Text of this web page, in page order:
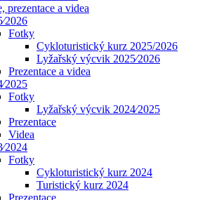
prezentace a videa
Fotky
Cykloturistický kurz 2025/2026
Lyžařský výcvik 2025⁄2026
Prezentace a videa
Fotky
Lyžařský výcvik 2024⁄2025
Prezentace
Videa
Fotky
Cykloturistický kurz 2024
Turistický kurz 2024
Prezentace